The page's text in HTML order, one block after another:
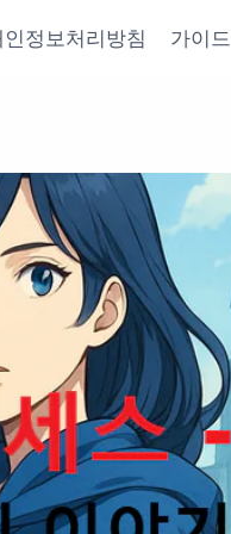
인정보처리방침 가이드